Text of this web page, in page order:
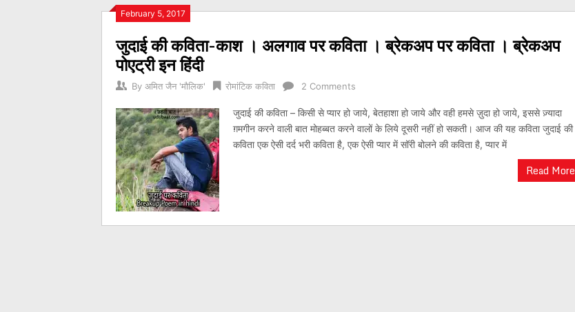
February 5, 2017
जुदाई की कविता-काश । अलगाव पर कविता । ब्रेकअप पर कविता । ब्रेकअप
पोएट्री इन हिंदी
By अमित जैन 'मौलिक' रोमांटिक कविता 2 Comments
जुदाई की कविता – किसी से प्यार हो जाये, बेतहाशा हो जाये और वही हमसे ज़ुदा हो जाये, इससे ज़्यादा
ग़मगीन करने वाली बात मोहब्बत करने वालों के लिये दूसरी नहीं हो सकती। आज की यह कविता जुदाई की
कविता एक ऐसी दर्द भरी कविता है, एक ऐसी प्यार में सॉरी बोलने की कविता है, प्यार में
Read More
Posts
navigation